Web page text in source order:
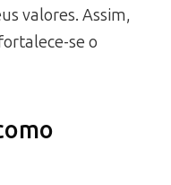
valores. Assim,
se o